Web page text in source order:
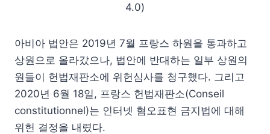
4.0)
아비아 법안은 2019년 7월 프랑스 하원을 통과하고
상원으로 올라갔으나, 법안에 반대하는 일부 상원의
원들이 헌법재판소에 위헌심사를 청구했다. 그리고
2020년 6월 18일, 프랑스 헌법재판소(Conseil
constitutionnel)는 인터넷 혐오표현 금지법에 대해
위헌 결정을 내렸다.